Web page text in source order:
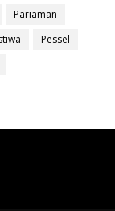
Pariaman
Pessel